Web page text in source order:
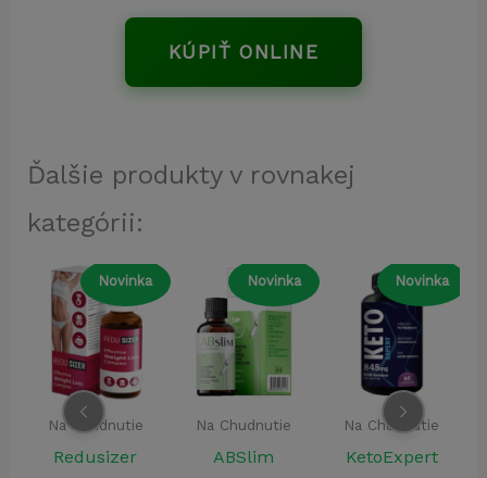
KÚPIŤ ONLINE
Ďalšie produkty v rovnakej
kategórii:
Novinka
Na Chudnutie
ABSlim
Novinka
Na Chudnutie
KetoExpert
Novinka
Na Chudnutie
Keto Diet Drops